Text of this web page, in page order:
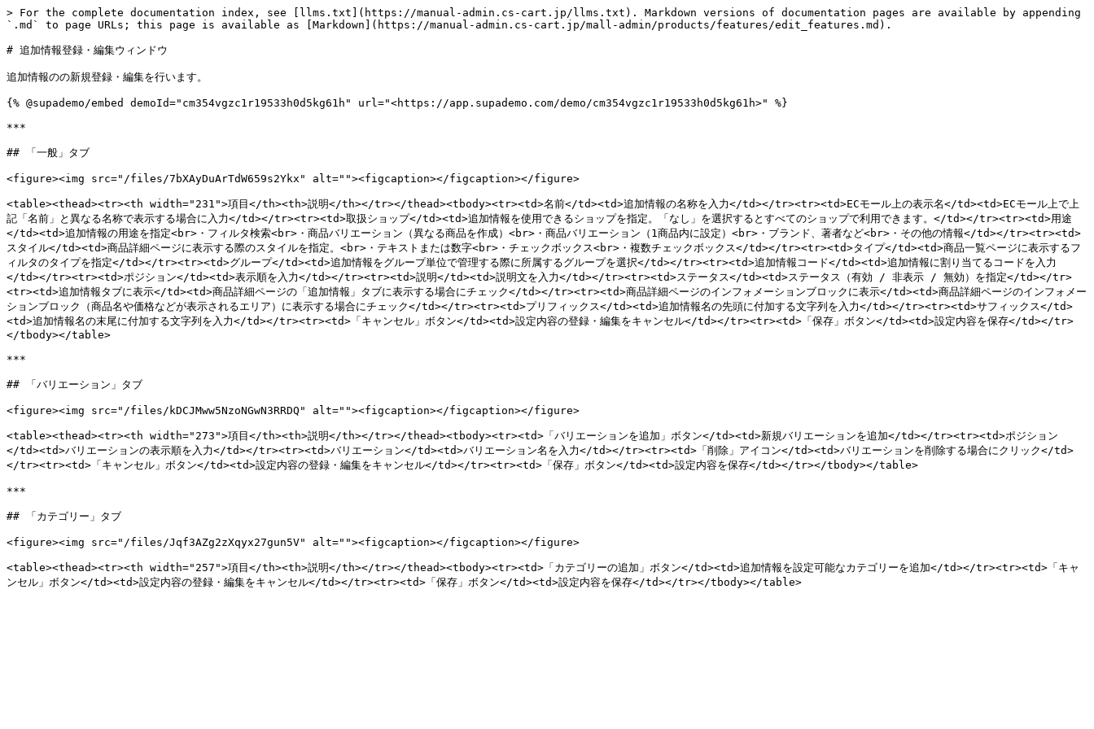
> For the complete documentation index, see [llms.txt](https://manual-admin.cs-cart.jp/llms.txt). Markdown versions of documentation pages are available by appending
`.md` to page URLs; this page is available as [Markdown](https://manual-admin.cs-cart.jp/mall-admin/products/features/edit_features.md).
# 追加情報登録・編集ウィンドウ
追加情報のの新規登録・編集を行います。
{% @supademo/embed demoId="cm354vgzc1r19533h0d5kg61h" url="<https://app.supademo.com/demo/cm354vgzc1r19533h0d5kg61h>" %}
***
## 「一般」タブ
<figure><img src="/files/7bXAyDuArTdW659s2Ykx" alt=""><figcaption></figcaption></figure>
<table><thead><tr><th width="231">項目</th><th>説明</th></tr></thead><tbody><tr><td>名前</td><td>追加情報の名称を入力</td></tr><tr><td>ECモール上の表示名</td><td>ECモール上で上
記「名前」と異なる名称で表示する場合に入力</td></tr><tr><td>取扱ショップ</td><td>追加情報を使用できるショップを指定。「なし」を選択するとすべてのショップで利用できます。</td></tr><tr><td>用途
</td><td>追加情報の用途を指定<br>・フィルタ検索<br>・商品バリエーション（異なる商品を作成）<br>・商品バリエーション（1商品内に設定）<br>・ブランド、著者など<br>・その他の情報</td></tr><tr><td>
スタイル</td><td>商品詳細ページに表示する際のスタイルを指定。<br>・テキストまたは数字<br>・チェックボックス<br>・複数チェックボックス</td></tr><tr><td>タイプ</td><td>商品一覧ページに表示するフ
ィルタのタイプを指定</td></tr><tr><td>グループ</td><td>追加情報をグループ単位で管理する際に所属するグループを選択</td></tr><tr><td>追加情報コード</td><td>追加情報に割り当てるコードを入力
</td></tr><tr><td>ポジション</td><td>表示順を入力</td></tr><tr><td>説明</td><td>説明文を入力</td></tr><tr><td>ステータス</td><td>ステータス（有効 / 非表示 / 無効）を指定</td></tr>
<tr><td>追加情報タブに表示</td><td>商品詳細ページの「追加情報」タブに表示する場合にチェック</td></tr><tr><td>商品詳細ページのインフォメーションブロックに表示</td><td>商品詳細ページのインフォメー
ションブロック（商品名や価格などが表示されるエリア）に表示する場合にチェック</td></tr><tr><td>プリフィックス</td><td>追加情報名の先頭に付加する文字列を入力</td></tr><tr><td>サフィックス</td>
<td>追加情報名の末尾に付加する文字列を入力</td></tr><tr><td>「キャンセル」ボタン</td><td>設定内容の登録・編集をキャンセル</td></tr><tr><td>「保存」ボタン</td><td>設定内容を保存</td></tr>
</tbody></table>
***
## 「バリエーション」タブ
<figure><img src="/files/kDCJMww5NzoNGwN3RRDQ" alt=""><figcaption></figcaption></figure>
<table><thead><tr><th width="273">項目</th><th>説明</th></tr></thead><tbody><tr><td>「バリエーションを追加」ボタン</td><td>新規バリエーションを追加</td></tr><tr><td>ポジション
</td><td>バリエーションの表示順を入力</td></tr><tr><td>バリエーション</td><td>バリエーション名を入力</td></tr><tr><td>「削除」アイコン</td><td>バリエーションを削除する場合にクリック</td>
</tr><tr><td>「キャンセル」ボタン</td><td>設定内容の登録・編集をキャンセル</td></tr><tr><td>「保存」ボタン</td><td>設定内容を保存</td></tr></tbody></table>
***
## 「カテゴリー」タブ
<figure><img src="/files/Jqf3AZg2zXqyx27gun5V" alt=""><figcaption></figcaption></figure>
<table><thead><tr><th width="257">項目</th><th>説明</th></tr></thead><tbody><tr><td>「カテゴリーの追加」ボタン</td><td>追加情報を設定可能なカテゴリーを追加</td></tr><tr><td>「キャ